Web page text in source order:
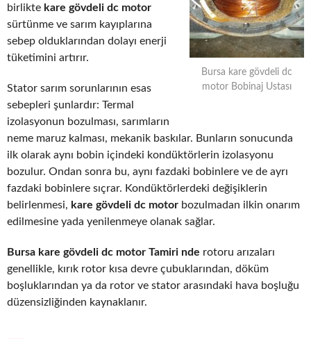
Bursa kare gövdeli dc
motor Bobinaj Ustası
birlikte kare gövdeli dc motor
sürtünme ve sarım kayıplarına
sebep olduklarından dolayı enerji
tüketimini artırır.
Stator sarım sorunlarının esas
sebepleri şunlardır: Termal
izolasyonun bozulması, sarımların
neme maruz kalması, mekanik baskılar. Bunların sonucunda
ilk olarak aynı bobin içindeki kondüktörlerin izolasyonu
bozulur. Ondan sonra bu, aynı fazdaki bobinlere ve de ayrı
fazdaki bobinlere sıçrar. Kondüktörlerdeki değişiklerin
belirlenmesi, kare gövdeli dc motor bozulmadan ilkin onarım
edilmesine yada yenilenmeye olanak sağlar.
Bursa kare gövdeli dc motor Tamiri nde rotoru arızaları
genellikle, kırık rotor kısa devre çubuklarından, döküm
boşluklarından ya da rotor ve stator arasındaki hava boşluğu
düzensizliğinden kaynaklanır.